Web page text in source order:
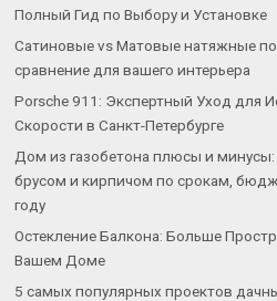
Полный Гид по Выбору и Установке
Сатиновые vs Матовые натяжные
сравнение для вашего интерьера
Porsche 911: Экспертный Уход для
Скорости в Санкт-Петербурге
Дом из газобетона плюсы и минусы:
брусом и кирпичом по срокам,
году
Остекление Балкона: Больше
Вашем Доме
5 самых популярных проектов